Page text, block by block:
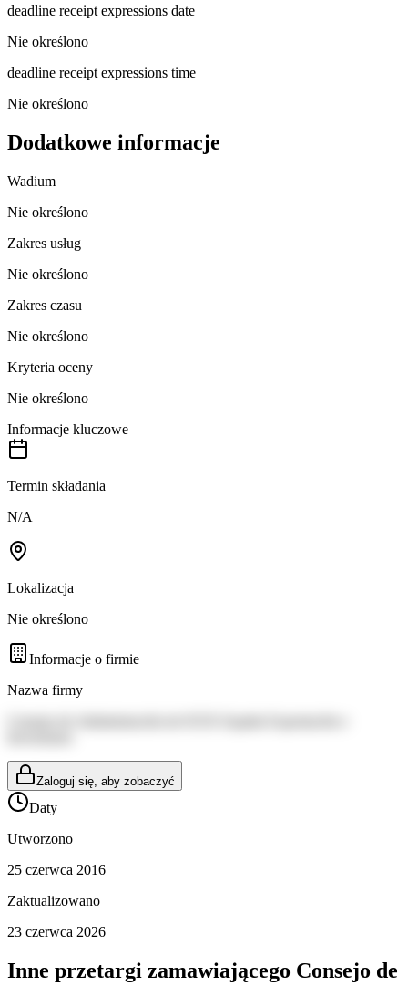
deadline receipt expressions date
Nie określono
deadline receipt expressions time
Nie określono
Dodatkowe informacje
Wadium
Nie określono
Zakres usług
Nie określono
Zakres czasu
Nie określono
Kryteria oceny
Nie określono
Informacje kluczowe
Termin składania
N/A
Lokalizacja
Nie określono
Informacje o firmie
Nazwa firmy
Zaloguj się, aby zobaczyć
Daty
Utworzono
25 czerwca 2016
Zaktualizowano
23 czerwca 2026
Inne przetargi zamawiającego Consejo de